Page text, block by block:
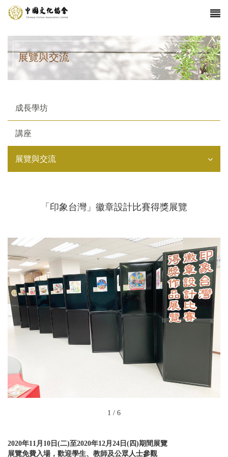
展覽與交流
成長學坊
講座
展覽與交流
「印象台灣」徽章設計比賽得獎展覽
1 / 6
2020年11月10日(二)至2020年12月24日(四)期間展覽
展覽免費入場，歡迎學生、教師及公眾人士參觀